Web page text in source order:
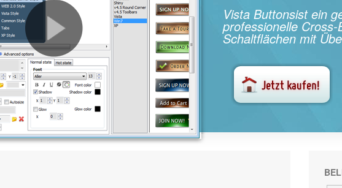
Vista Buttonsist ein
professionelle
Schaltflächen mit